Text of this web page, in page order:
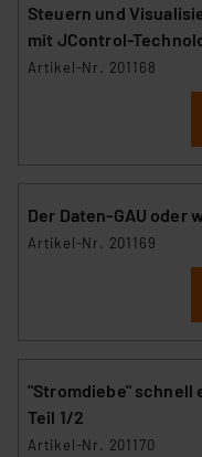
Steuern und
mit JControl-
Artikel-Nr. 201168
Der Daten-GAU oder
Artikel-Nr. 201169
"Stromdiebe" schnell
Teil 1/2
Artikel-Nr. 201170